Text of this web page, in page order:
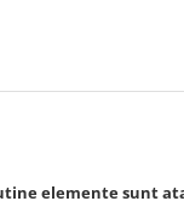
elemente sunt